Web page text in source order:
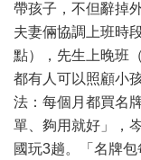
帶孩子，不但辭掉
夫妻倆協調上班時
點），先生上晚班
都有人可以照顧小
法：每個月都買名
單、夠用就好」，
國玩3趟。「名牌